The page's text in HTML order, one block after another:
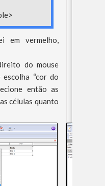
em vermelho,
do mouse
“cor do
então as
células quanto